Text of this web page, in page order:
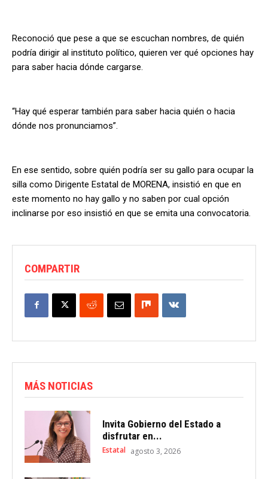
Reconoció que pese a que se escuchan nombres, de quién
podría dirigir al instituto político, quieren ver qué opciones hay
para saber hacia dónde cargarse.
“Hay qué esperar también para saber hacia quién o hacia
dónde nos pronunciamos”.
En ese sentido, sobre quién podría ser su gallo para ocupar la
silla como Dirigente Estatal de MORENA, insistió en que en
este momento no hay gallo y no saben por cual opción
inclinarse por eso insistió en que se emita una convocatoria.
COMPARTIR
MÁS NOTICIAS
Invita Gobierno del Estado a
disfrutar en...
Estatal agosto 3, 2026